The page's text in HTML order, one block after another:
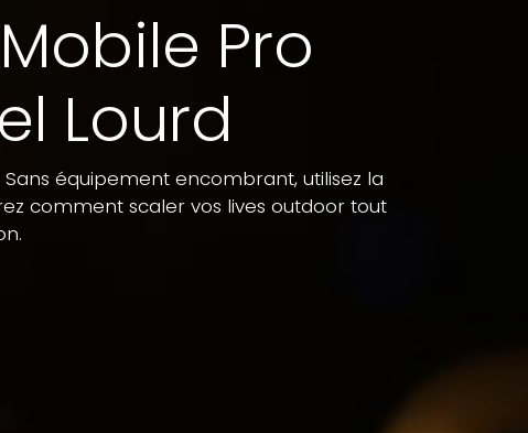
Pro
Lourd
équipement encombrant, utilisez la
comment scaler vos lives outdoor tout